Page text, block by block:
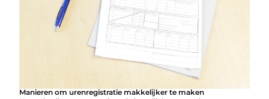
Manieren om urenregistratie makkelijker te maken